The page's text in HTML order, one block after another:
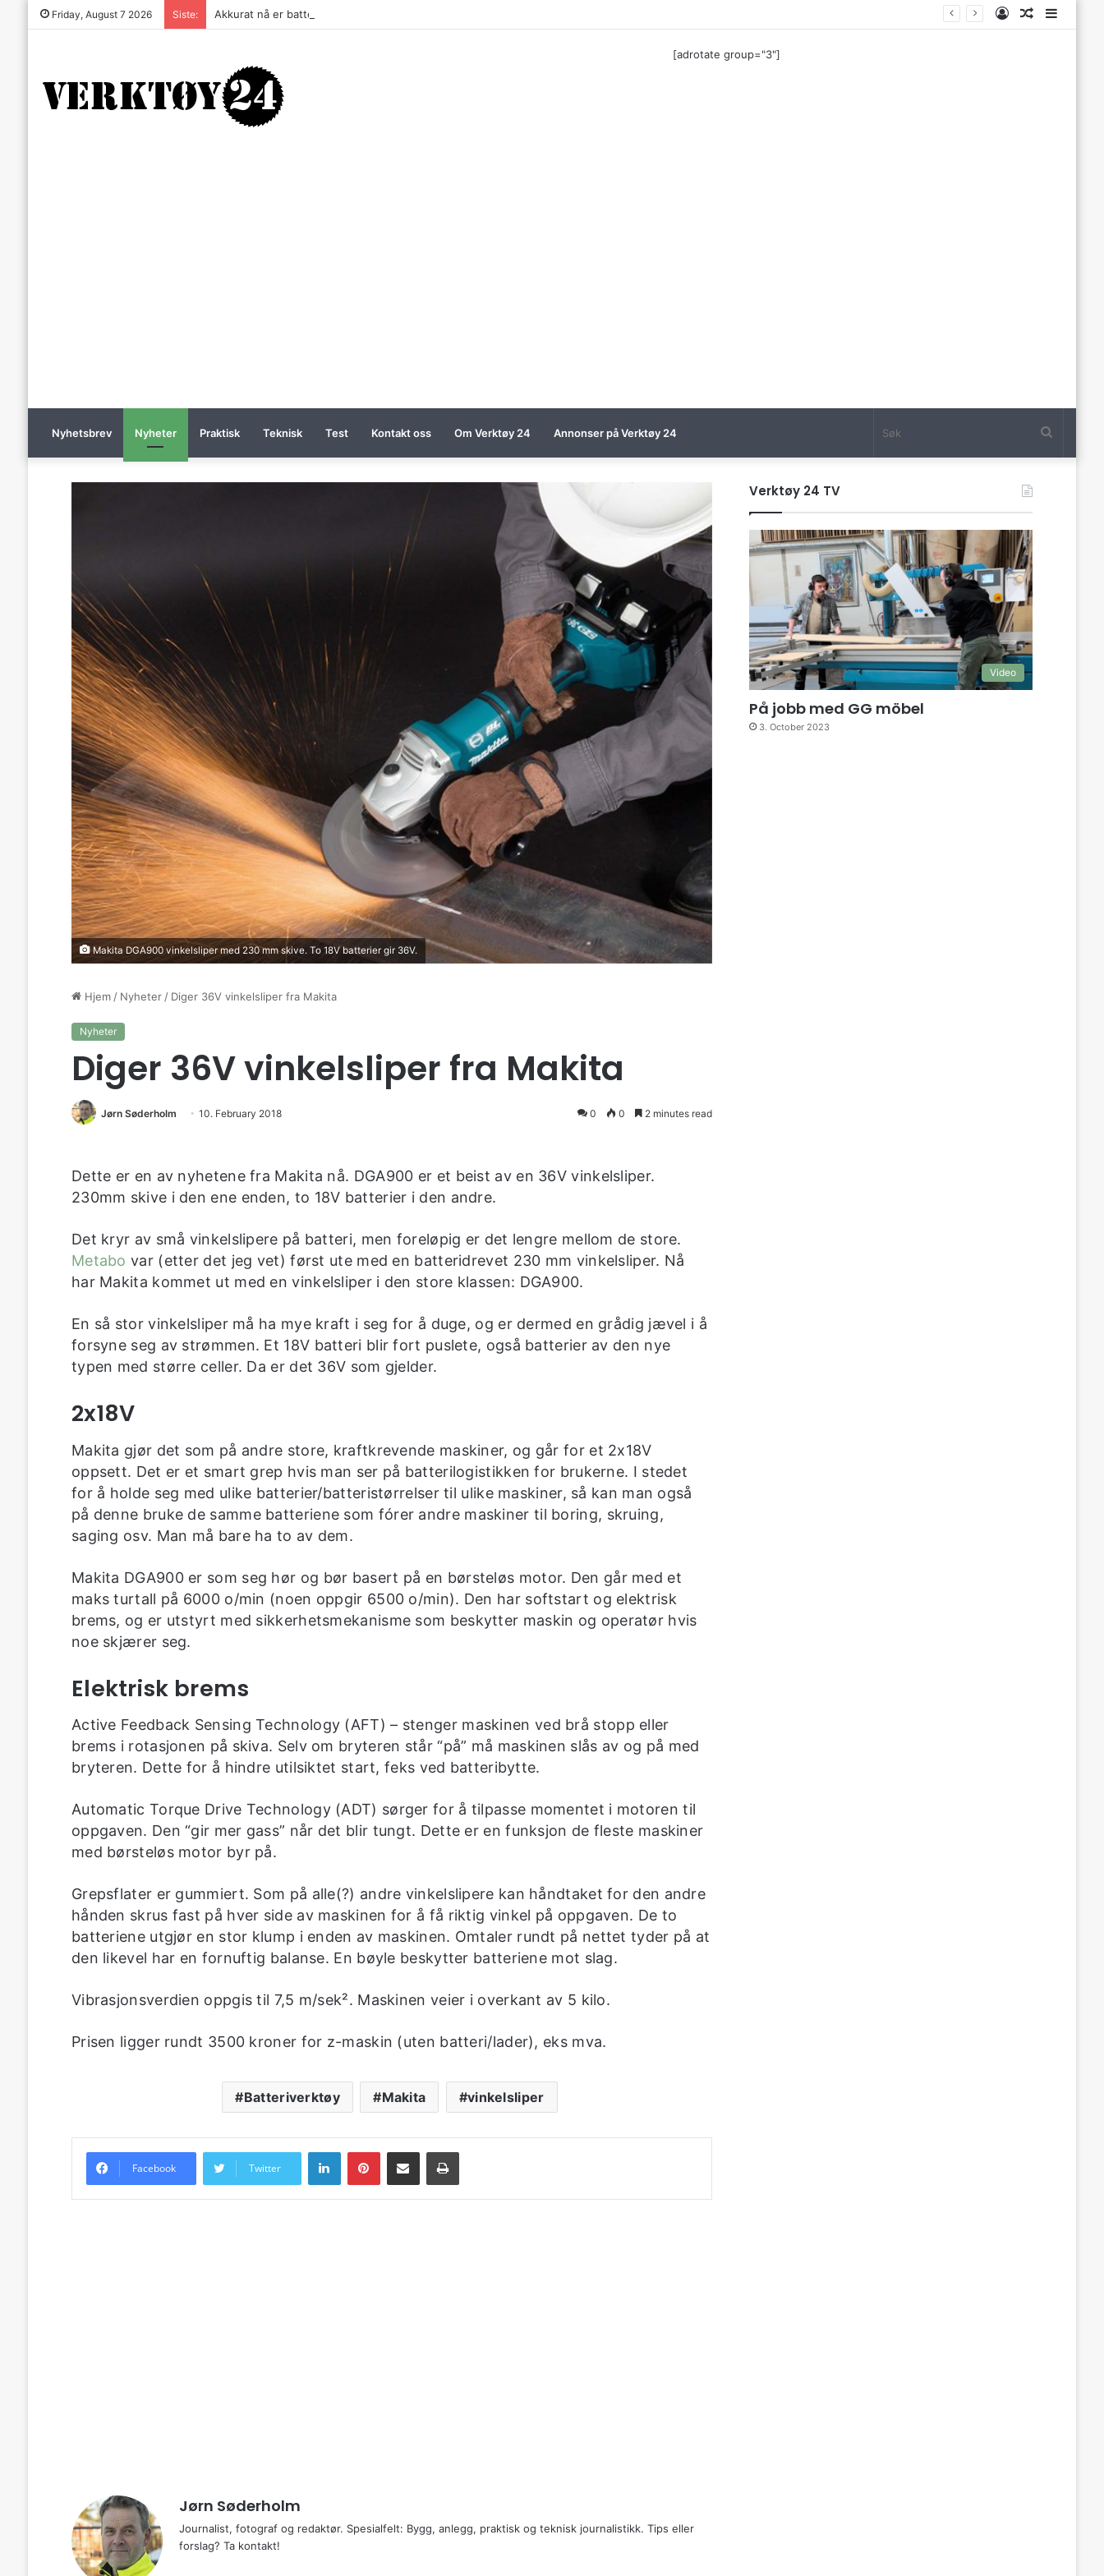
Friday, August 7 2026 Siste: Akkurat nå er batteri-bordsaga til Festool billigere Sidebar
Tilfeldig
Log
[adrotate group="3"]
Nyhetsbrev Nyheter Praktisk Teknisk Test Kontakt oss Om Verktøy 24 Annonser på Verktøy 24
Makita DGA900 vinkelsliper med 230 mm skive. To 18V batterier gir 36V.
Hjem / Nyheter / Diger 36V vinkelsliper fra Makita
Nyheter
Diger 36V vinkelsliper fra Makita
Jørn Søderholm 10. February 2018 0 0 2 minutes read
Dette er en av nyhetene fra Makita nå. DGA900 er et beist av en 36V vinkelsliper.
230mm skive i den ene enden, to 18V batterier i den andre.
Det kryr av små vinkelslipere på batteri, men foreløpig er det lengre mellom de store.
Metabo var (etter det jeg vet) først ute med en batteridrevet 230 mm vinkelsliper. Nå
har Makita kommet ut med en vinkelsliper i den store klassen: DGA900.
En så stor vinkelsliper må ha mye kraft i seg for å duge, og er dermed en grådig jævel i å
forsyne seg av strømmen. Et 18V batteri blir fort puslete, også batterier av den nye
typen med større celler. Da er det 36V som gjelder.
2x18V
Makita gjør det som på andre store, kraftkrevende maskiner, og går for et 2x18V
oppsett. Det er et smart grep hvis man ser på batterilogistikken for brukerne. I stedet
for å holde seg med ulike batterier/batteristørrelser til ulike maskiner, så kan man også
på denne bruke de samme batteriene som fórer andre maskiner til boring, skruing,
saging osv. Man må bare ha to av dem.
Makita DGA900 er som seg hør og bør basert på en børsteløs motor. Den går med et
maks turtall på 6000 o/min (noen oppgir 6500 o/min). Den har softstart og elektrisk
brems, og er utstyrt med sikkerhetsmekanisme som beskytter maskin og operatør hvis
noe skjærer seg.
Elektrisk brems
Active Feedback Sensing Technology (AFT) – stenger maskinen ved brå stopp eller
brems i rotasjonen på skiva. Selv om bryteren står “på” må maskinen slås av og på med
bryteren. Dette for å hindre utilsiktet start, feks ved batteribytte.
Automatic Torque Drive Technology (ADT) sørger for å tilpasse momentet i motoren til
oppgaven. Den “gir mer gass” når det blir tungt. Dette er en funksjon de fleste maskiner
med børsteløs motor byr på.
Grepsflater er gummiert. Som på alle(?) andre vinkelslipere kan håndtaket for den andre
hånden skrus fast på hver side av maskinen for å få riktig vinkel på oppgaven. De to
batteriene utgjør en stor klump i enden av maskinen. Omtaler rundt på nettet tyder på at
den likevel har en fornuftig balanse. En bøyle beskytter batteriene mot slag.
Vibrasjonsverdien oppgis til 7,5 m/sek². Maskinen veier i overkant av 5 kilo.
Prisen ligger rundt 3500 kroner for z-maskin (uten batteri/lader), eks mva.
Batteriverktøy Makita vinkelsliper
Facebook Twitter
LinkedInPinterestShare via Email Print
Jørn Søderholm
Journalist, fotograf og redaktør. Spesialfelt: Bygg, anlegg, praktisk og teknisk journalistikk. Tips eller
forslag? Ta kontakt!
Verktøy 24 TV
Video
På jobb med GG möbel
3. October 2023